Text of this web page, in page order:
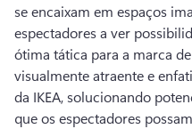
se encaixam em espaços
espectadores a ver
ótima tática para a marca
visualmente atraente e
da IKEA, solucionando
que os espectadores